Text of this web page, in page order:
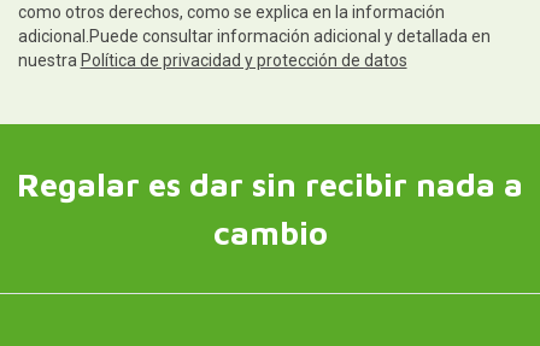
como otros derechos, como se explica en la información
adicional.Puede consultar información adicional y detallada en
nuestra Política de privacidad y protección de datos
Regalar es dar sin recibir nada a
cambio